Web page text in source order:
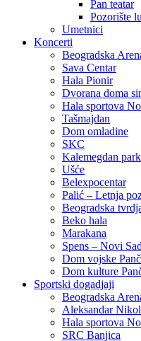
Pan teatar
Pozorište
Umetnici
Koncerti
Beogradska
Sava Centar
Hala Pionir
Dvorana doma
Hala sportova
Tašmajdan
Dom omladine
SKC
Kalemegdan park
Ušće
Belexpocentar
Palić – Letnja
Beogradska
Beko hala
Marakana
Spens – Novi Sad
Dom vojske
Dom kulture
Sportski dogadjaji
Beogradska
Aleksandar
Hala sportova
SRC Banjica